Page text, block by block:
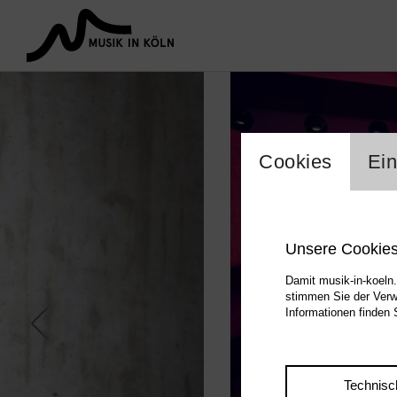
Cookies
Unsere
Damit musik-in-
stimmen Sie der
Informationen finden